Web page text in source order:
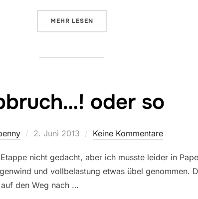
MEHR ÜBER „DER URLAUB RÜCKT NÄHER“
LESEN
oder so
Veröffentlicht
2. Juni 2013 Keine Kommentare
nicht gedacht, aber ich musste leider in
und vollbelastung etwas übel genommen.
den Weg nach …